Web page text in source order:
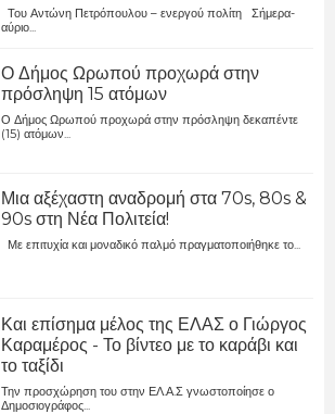
Του Αντώνη Πετρόπουλου – ενεργού πολίτη Σήμερα-
αύριο...
Ο Δήμος Ωρωπού προχωρά στην
πρόσληψη 15 ατόμων
Ο Δήμος Ωρωπού προχωρά στην πρόσληψη δεκαπέντε
(15) ατόμων...
Μια αξέχαστη αναδρομή στα 70s, 80s &
90s στη Νέα Πολιτεία!
Με επιτυχία και μοναδικό παλμό πραγματοποιήθηκε το...
Και επίσημα μέλος της ΕΛΑΣ ο Γιώργος
Καραμέρος - Το βίντεο με το καράβι και
το ταξίδι
Την προσχώρηση του στην ΕΛ.Α.Σ γνωστοποίησε ο
Δημοσιογράφος...